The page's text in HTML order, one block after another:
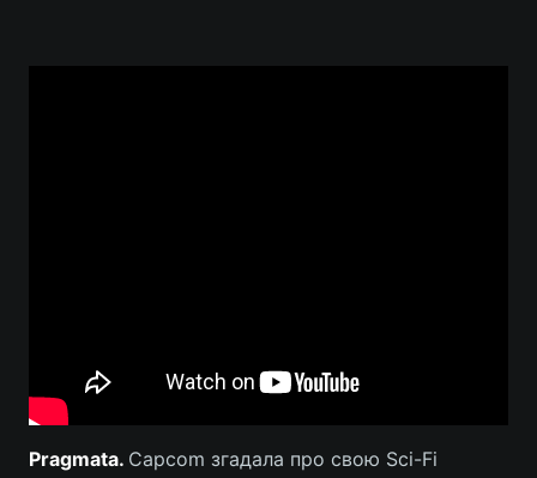
Pragmata. Capcom згадала про свою Sci-Fi